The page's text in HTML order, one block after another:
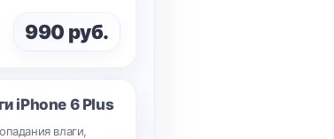
990 руб.
iPhone 6 Plus
влаги,